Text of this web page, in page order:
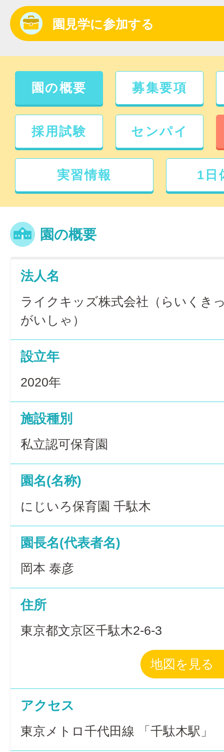
園見学に参加する
園の概要 募集要項
採用試験 センパイ
実習情報 1日
園の概要
法人名
ライクキッズ株式会社（らいくき
がいしゃ）
設立年
2020年
施設種別
私立認可保育園
園名(名称)
にじいろ保育園 千駄木
園長名(代表者名)
岡本 泰彦
住所
東京都文京区千駄木2-6-3
地図を見る
アクセス
東京メトロ千代田線 「千駄木駅」